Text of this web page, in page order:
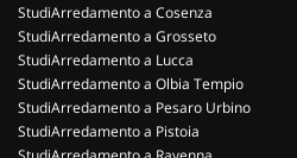
StudiArredamento a Cosenza
StudiArredamento a Grosseto
StudiArredamento a Lucca
StudiArredamento a Olbia Tempio
StudiArredamento a Pesaro Urbino
StudiArredamento a Pistoia